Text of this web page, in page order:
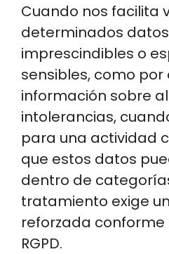
Cuando nos facilita
determinados
imprescindibles o
sensibles, como
información sobre
intolerancias,
para una actividad
que estos datos
dentro de
tratamiento exige
reforzada
RGPD.